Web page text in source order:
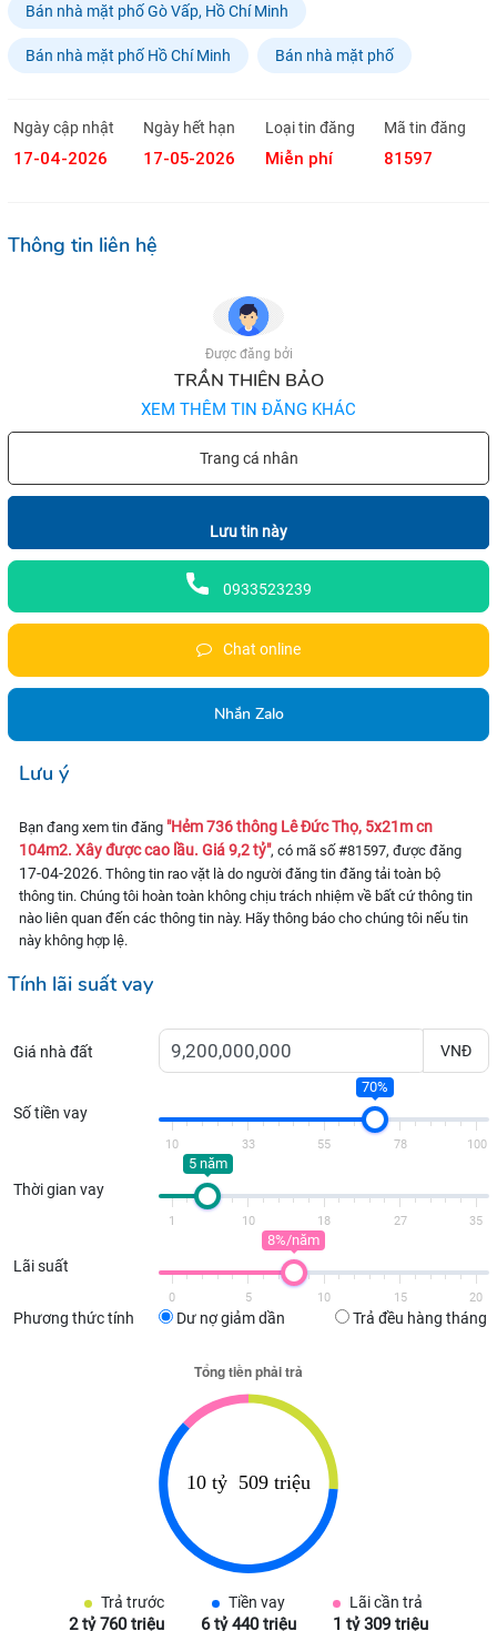
Bán nhà mặt phố Gò Vấp, Hồ Chí Minh
Bán nhà mặt phố Hồ Chí Minh Bán nhà mặt phố
Ngày cập nhật
17-04-2026
Ngày hết hạn
17-05-2026
Loại tin đăng
Miễn phí
Mã tin đăng
81597
Thông tin liên hệ
Được đăng bởi
TRẦN THIÊN BẢO
XEM THÊM TIN ĐĂNG KHÁC
Trang cá nhân
Lưu tin này
0933523239
Chat online
Nhắn Zalo
Lưu ý
Bạn đang xem tin đăng "Hẻm 736 thông Lê Đức Thọ, 5x21m cn
104m2. Xây được cao lầu. Giá 9,2 tỷ", có mã số #81597, được đăng
17-04-2026. Thông tin rao vặt là do người đăng tin đăng tải toàn bộ
thông tin. Chúng tôi hoàn toàn không chịu trách nhiệm về bất cứ thông tin
nào liên quan đến các thông tin này. Hãy thông báo cho chúng tôi nếu tin
này không hợp lệ.
Tính lãi suất vay
Giá nhà đất VNĐ
Số tiền vay
70%
10 33 55 78 100
Thời gian vay
5 năm
1 10 18 27 35
Lãi suất
8%/năm
0 5 10 15 20
Phương thức tính Dư nợ giảm dần Trả đều hàng tháng
Trả trước
2 tỷ 760 triệu
Tiền vay
6 tỷ 440 triệu
Lãi cần trả
1 tỷ 309 triệu